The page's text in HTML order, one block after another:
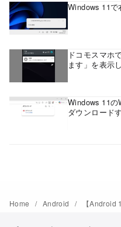
Windows 11
ドコモスマホ
ます」を表示
Windows 11の
ダウンロード
Home Android 【Android 16】